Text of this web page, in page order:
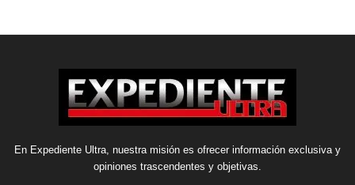
En Expediente Ultra, nuestra misión es ofrecer información exclusiva y
opiniones trascendentes y objetivas.